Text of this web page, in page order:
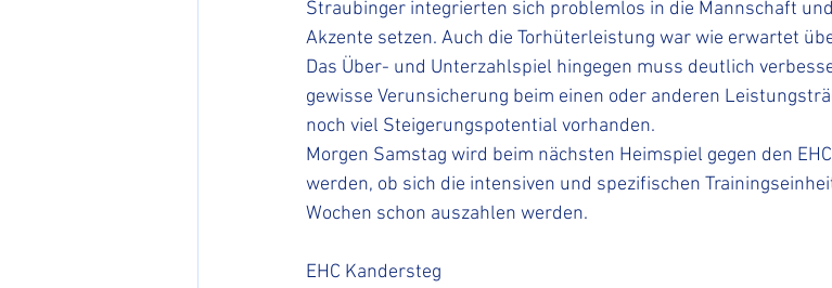
Straubinger integrierten sich problemlos in die Mannschaft
Akzente setzen. Auch die Torhüterleistung war wie erwartet
Das Über- und Unterzahlspiel hingegen muss deutlich
gewisse Verunsicherung beim einen oder anderen
noch viel Steigerungspotential vorhanden.
Morgen Samstag wird beim nächsten Heimspiel gegen den
werden, ob sich die intensiven und spezifischen
Wochen schon auszahlen werden.
EHC Kandersteg